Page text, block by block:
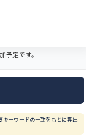
定です。
ーワードの一致をもとに算出